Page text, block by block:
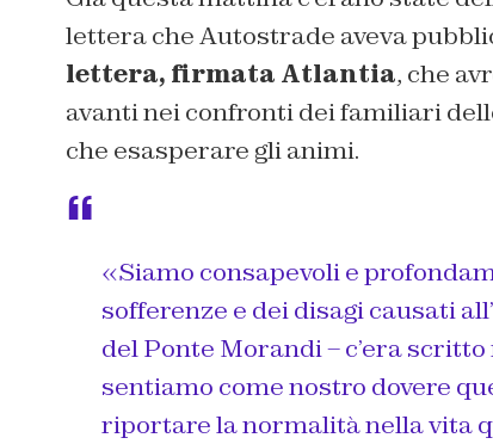
lettera che Autostrade aveva
lettera, firmata Atlantia, che
avanti nei confronti dei familiari
che esasperare gli animi.
«Siamo consapevoli e
sofferenze e dei disagi causati
del Ponte Morandi – c’era
sentiamo come nostro dovere
riportare la normalità nella vita